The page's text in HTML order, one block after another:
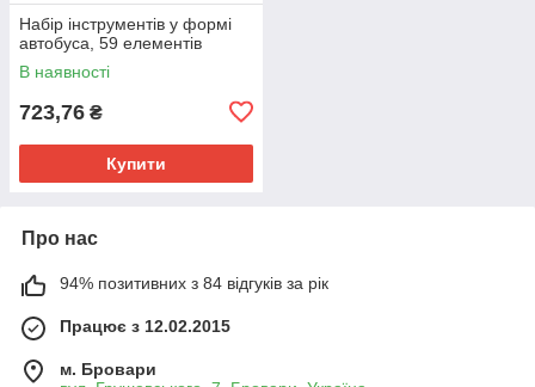
Набір інструментів у формі
автобуса, 59 елементів
В наявності
723,76 ₴
Купити
Про нас
94% позитивних з 84 відгуків за рік
Працює з 12.02.2015
м. Бровари